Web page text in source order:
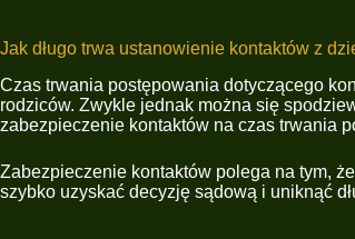
Jak długo trwa ustanowienie kontaktów z
Czas trwania postępowania dotyczącego
rodziców. Zwykle jednak można się
zabezpieczenie kontaktów na czas trwania
Zabezpieczenie kontaktów polega na tym,
szybko uzyskać decyzję sądową i uniknąć